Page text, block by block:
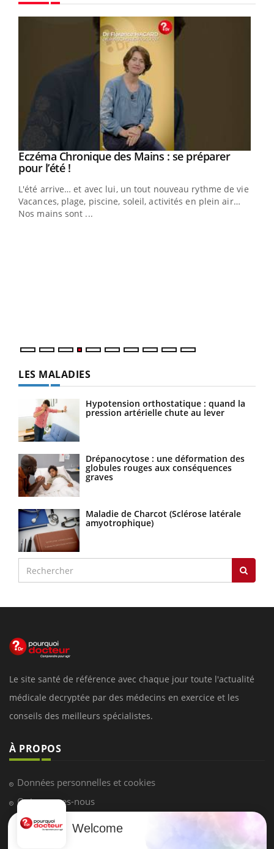
Youtube
Eczéma Chronique des Mains : se préparer
pour l’été !Youtube
L'été arrive… et avec lui, un tout nouveau rythme de vie !
Vacances, plage, piscine, soleil, activités en plein air…
Nos mains sont ...
LES MALADIES
Hypotension orthostatique : quand la
pression artérielle chute au lever
Drépanocytose : une déformation des
globules rouges aux conséquences
graves
Maladie de Charcot (Sclérose latérale
amyotrophique)
Le site santé de référence avec chaque jour toute l'actualité
médicale decryptée par des médecins en exercice et les
conseils des meilleurs spécialistes.
À PROPOS
Données personnelles et cookies
Qui sommes-nous
Conditions d'utilisation
Welcome